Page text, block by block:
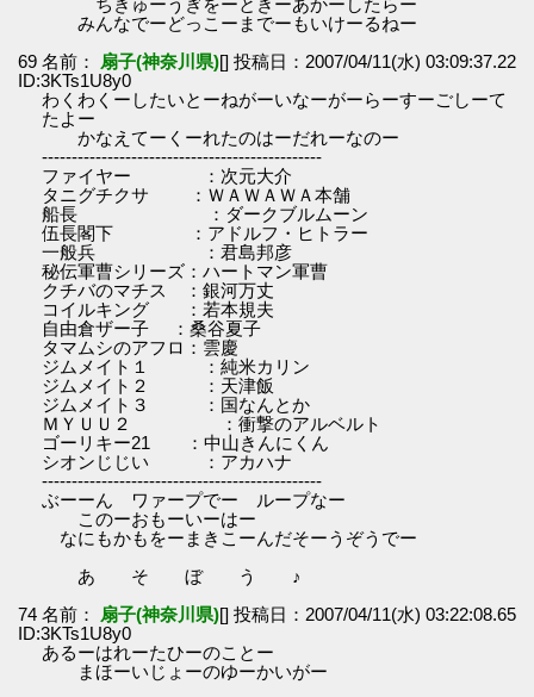
みんなでーどっこーまでーもいけーるねー
69 名前：
扇子(神奈川県)[] 投稿日：2007/04/11(水) 03:09:37.22
ID:3KTs1U8y0
わくわくーしたいとーねがーいなーがーらーすーごしーて
たよー
かなえてーくーれたのはーだれーなのー
-----------------------------------------------
ファイヤー ：次元大介
タニグチクサ ：ＷＡＷＡＷＡ本舗
船長 ：ダークブルムーン
伍長閣下 ：アドルフ・ヒトラー
一般兵 ：君島邦彦
秘伝軍曹シリーズ：ハートマン軍曹
クチバのマチス ：銀河万丈
コイルキング ：若本規夫
自由倉ザー子 ：桑谷夏子
タマムシのアフロ：雲慶
ジムメイト１ ：純米カリン
ジムメイト２ ：天津飯
ジムメイト３ ：国なんとか
ＭＹＵＵ２ ：衝撃のアルベルト
ゴーリキー21 ：中山きんにくん
シオンじじい ：アカハナ
-----------------------------------------------
ぶーーん ワァープでー ループなー
このーおもーいーはー
なにもかもをーまきこーんだそーうぞうでー
あ そ ぼ う ♪
74 名前：
扇子(神奈川県)[] 投稿日：2007/04/11(水) 03:22:08.65
ID:3KTs1U8y0
あるーはれーたひーのことー
まほーいじょーのゆーかいがー